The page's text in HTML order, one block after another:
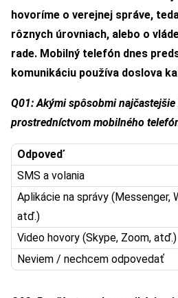
hovoríme o verejnej správe,
rôznych úrovniach, alebo o
rade. Mobilný telefón dnes
komunikáciu používa doslova
Q01: Akými spôsobmi
prostredníctvom mobilného telefó
Odpoveď
SMS a volania
Aplikácie na správy (Messenger,
atď.)
Video hovory (Skype, Zoom, atď.)
Neviem / nechcem odpovedať